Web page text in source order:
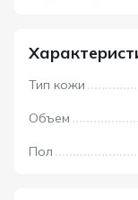
Тип кожи
Объем
Пол